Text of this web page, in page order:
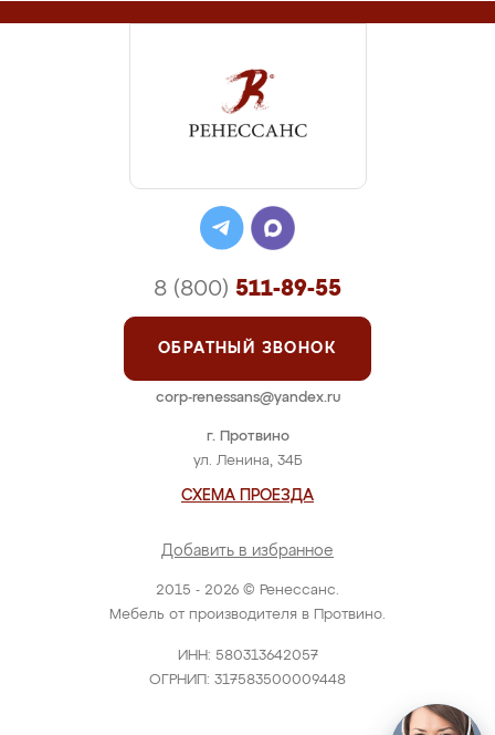
2015 - 2026 © Ренессанс.
Мебель от производителя в Протвино.
ИНН: 580313642057
ОГРНИП: 317583500009448
г. Протвино
ул. Ленина, 34Б
СХЕМА ПРОЕЗДА
Добавить в избранное
8 (800) 511-89-55
ОБРАТНЫЙ ЗВОНОК
corp-renessans@yandex.ru